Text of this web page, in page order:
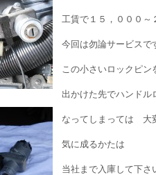
工賃で１５，０００～
今回は勿論サービスで
この小さいロックピン
出かけた先でハンドル
なってしまっては 大
気に成るかたは
当社まで入庫して下さ